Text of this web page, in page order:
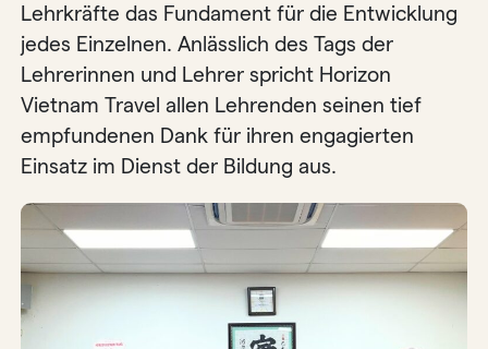
Lehrkräfte das Fundament für die Entwicklung
jedes Einzelnen. Anlässlich des Tags der
Lehrerinnen und Lehrer spricht Horizon
Vietnam Travel allen Lehrenden seinen tief
empfundenen Dank für ihren engagierten
Einsatz im Dienst der Bildung aus.